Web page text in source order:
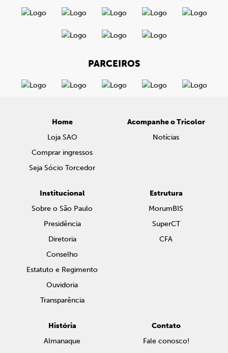
PARCEIROS
Home
Loja SAO
Comprar ingressos
Seja Sócio Torcedor
Acompanhe o Tricolor
Notícias
Institucional
Sobre o São Paulo
Presidência
Diretoria
Conselho
Estatuto e Regimento
Ouvidoria
Transparência
Estrutura
MorumBIS
SuperCT
CFA
História
Almanaque
Contato
Fale conosco!